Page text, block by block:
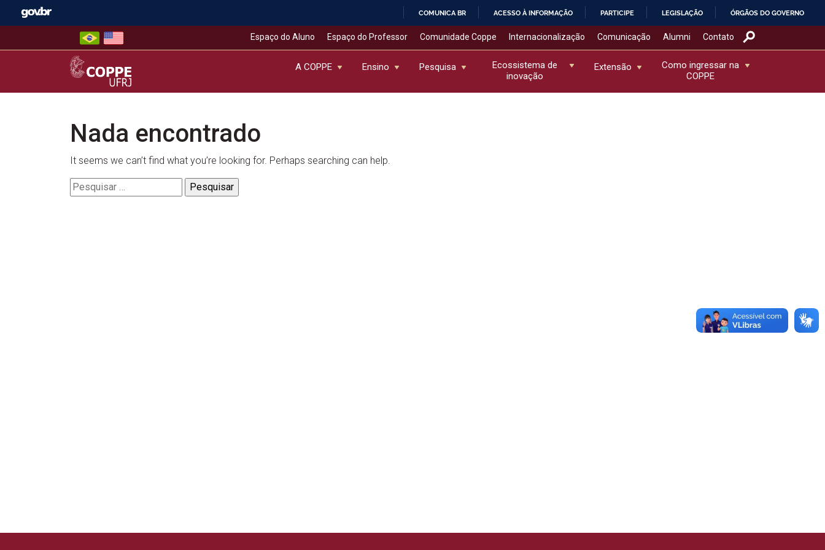
COMUNICA BR ACESSO À INFORMAÇÃO PARTICIPE LEGISLAÇÃO ÓRGÃOS DO GOVERNO
Espaço do Aluno Espaço do Professor Comunidade Coppe Internacionalização Comunicação Alumni Contato
COPPE – UFRJ
A COPPE Ensino Pesquisa
Ecossistema de
inovação
Extensão
Como ingressar na
COPPE
Nada encontrado
It seems we can’t find what you’re looking for. Perhaps searching can help.
Pesquisar
por: